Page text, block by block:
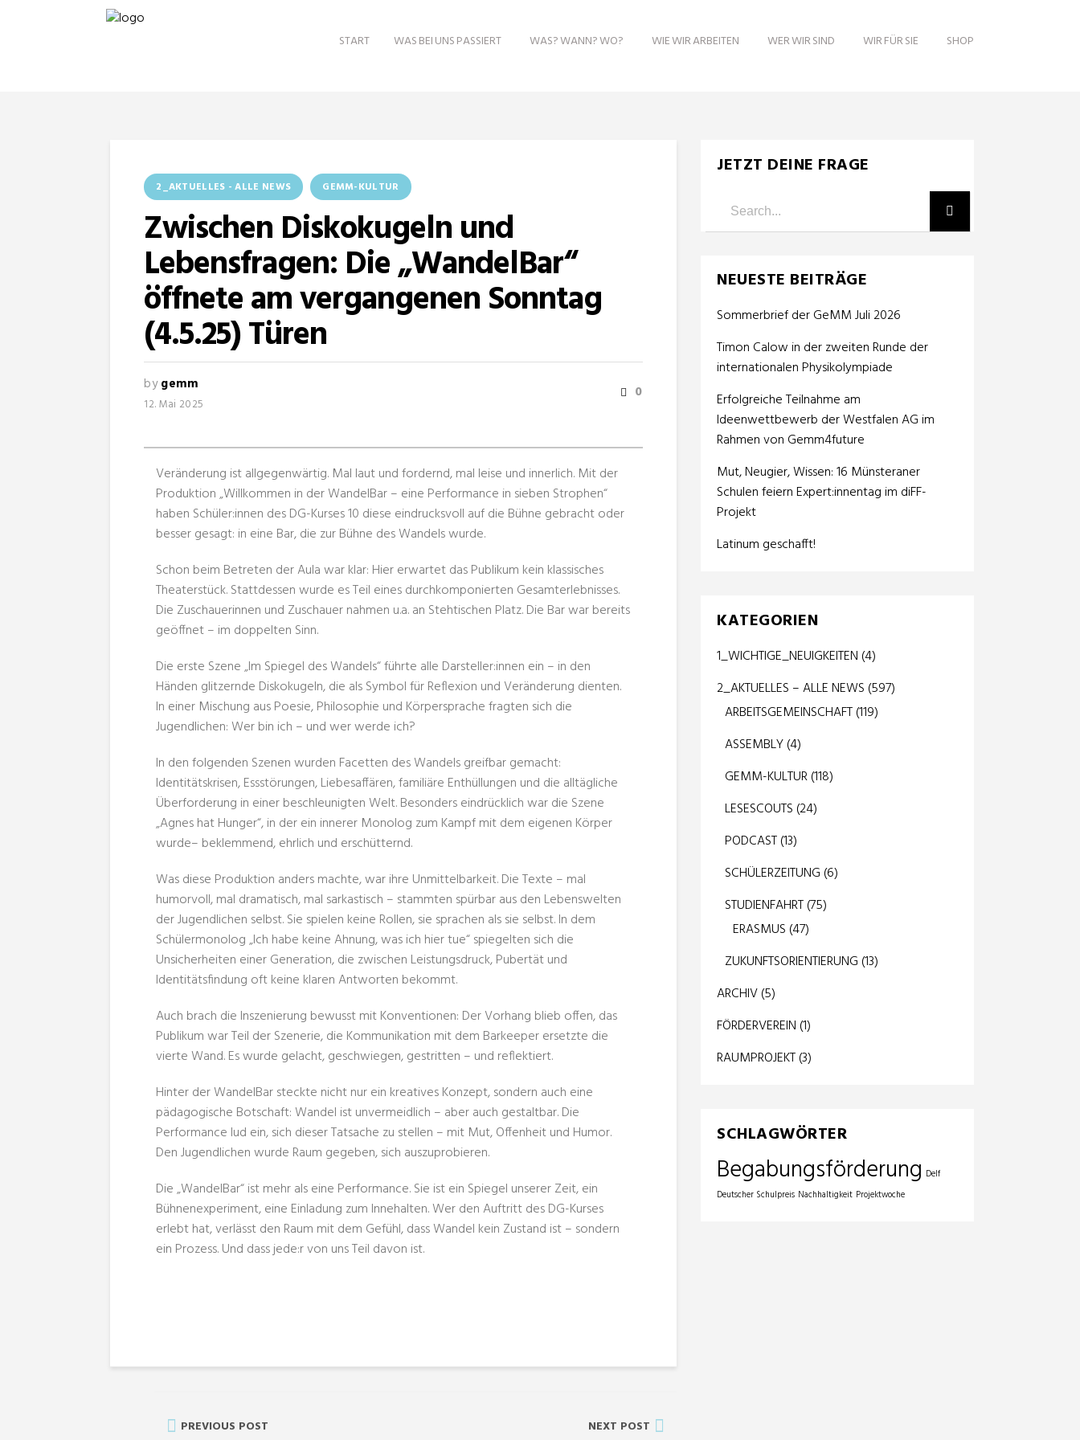
START WAS BEI UNS PASSIERT WAS? WANN? WO? WIE WIR ARBEITEN WER WIR SIND WIR FÜR SIE SHOP
2_AKTUELLES - ALLE NEWS GEMM-KULTUR
Zwischen Diskokugeln und
Lebensfragen: Die „WandelBar“
öffnete am vergangenen Sonntag
(4.5.25) Türen
bygemm
12. Mai 2025
0
Veränderung ist allgegenwärtig. Mal laut und fordernd, mal leise und innerlich. Mit der
Produktion „Willkommen in der WandelBar – eine Performance in sieben Strophen“
haben Schüler:innen des DG-Kurses 10 diese eindrucksvoll auf die Bühne gebracht oder
besser gesagt: in eine Bar, die zur Bühne des Wandels wurde.
Schon beim Betreten der Aula war klar: Hier erwartet das Publikum kein klassisches
Theaterstück. Stattdessen wurde es Teil eines durchkomponierten Gesamterlebnisses.
Die Zuschauerinnen und Zuschauer nahmen u.a. an Stehtischen Platz. Die Bar war bereits
geöffnet – im doppelten Sinn.
Die erste Szene „Im Spiegel des Wandels“ führte alle Darsteller:innen ein – in den
Händen glitzernde Diskokugeln, die als Symbol für Reflexion und Veränderung dienten.
In einer Mischung aus Poesie, Philosophie und Körpersprache fragten sich die
Jugendlichen: Wer bin ich – und wer werde ich?
In den folgenden Szenen wurden Facetten des Wandels greifbar gemacht:
Identitätskrisen, Essstörungen, Liebesaffären, familiäre Enthüllungen und die alltägliche
Überforderung in einer beschleunigten Welt. Besonders eindrücklich war die Szene
„Agnes hat Hunger“, in der ein innerer Monolog zum Kampf mit dem eigenen Körper
wurde– beklemmend, ehrlich und erschütternd.
Was diese Produktion anders machte, war ihre Unmittelbarkeit. Die Texte – mal
humorvoll, mal dramatisch, mal sarkastisch – stammten spürbar aus den Lebenswelten
der Jugendlichen selbst. Sie spielen keine Rollen, sie sprachen als sie selbst. In dem
Schülermonolog „Ich habe keine Ahnung, was ich hier tue“ spiegelten sich die
Unsicherheiten einer Generation, die zwischen Leistungsdruck, Pubertät und
Identitätsfindung oft keine klaren Antworten bekommt.
Auch brach die Inszenierung bewusst mit Konventionen: Der Vorhang blieb offen, das
Publikum war Teil der Szenerie, die Kommunikation mit dem Barkeeper ersetzte die
vierte Wand. Es wurde gelacht, geschwiegen, gestritten – und reflektiert.
Hinter der WandelBar steckte nicht nur ein kreatives Konzept, sondern auch eine
pädagogische Botschaft: Wandel ist unvermeidlich – aber auch gestaltbar. Die
Performance lud ein, sich dieser Tatsache zu stellen – mit Mut, Offenheit und Humor.
Den Jugendlichen wurde Raum gegeben, sich auszuprobieren.
Die „WandelBar“ ist mehr als eine Performance. Sie ist ein Spiegel unserer Zeit, ein
Bühnenexperiment, eine Einladung zum Innehalten. Wer den Auftritt des DG-Kurses
erlebt hat, verlässt den Raum mit dem Gefühl, dass Wandel kein Zustand ist – sondern
ein Prozess. Und dass jede:r von uns Teil davon ist.
PREVIOUS POST NEXT POST
JETZT DEINE FRAGE
NEUESTE BEITRÄGE
Sommerbrief der GeMM Juli 2026
Timon Calow in der zweiten Runde der
internationalen Physikolympiade
Erfolgreiche Teilnahme am
Ideenwettbewerb der Westfalen AG im
Rahmen von Gemm4future
Mut, Neugier, Wissen: 16 Münsteraner
Schulen feiern Expert:innentag im diFF-
Projekt
Latinum geschafft!
KATEGORIEN
1_WICHTIGE_NEUIGKEITEN (4)
2_AKTUELLES – ALLE NEWS (597)
ARBEITSGEMEINSCHAFT(119)
ASSEMBLY(4)
GEMM-KULTUR(118)
LESESCOUTS (24)
PODCAST(13)
SCHÜLERZEITUNG (6)
STUDIENFAHRT(75)
ERASMUS (47)
ZUKUNFTSORIENTIERUNG (13)
ARCHIV(5)
FÖRDERVEREIN (1)
RAUMPROJEKT(3)
SCHLAGWÖRTER
Begabungsförderung Delf
Deutscher Schulpreis Nachhaltigkeit Projektwoche